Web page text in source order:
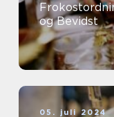
og Bevidst
05. juli 2024